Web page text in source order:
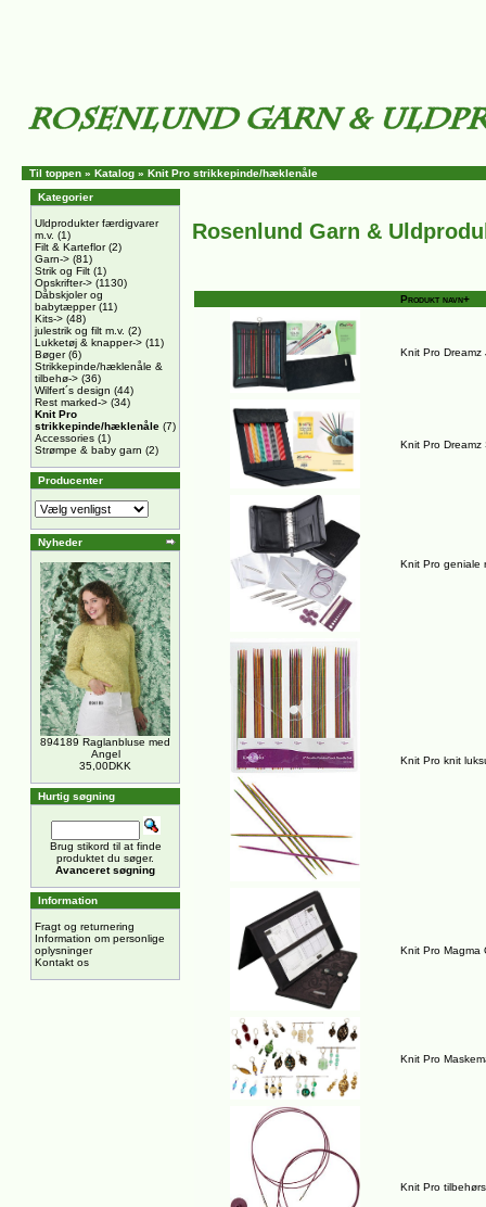
Til toppen » Katalog » Knit Pro strikkepinde/hæklenåle
Kategorier
Uldprodukter færdigvarer
m.v. (1)
Filt & Karteflor(2)
Garn-> (81)
Strik og Filt (1)
Opskrifter-> (1130)
Dåbskjoler og
babytæpper(11)
Kits-> (48)
julestrik og filt m.v. (2)
Lukketøj & knapper-> (11)
Bøger(6)
Strikkepinde/hæklenåle &
tilbehø-> (36)
Wilfert´s design (44)
Rest marked-> (34)
Knit Pro
strikkepinde/hæklenåle (7)
Accessories (1)
Strømpe & baby garn (2)
Producenter
Nyheder
894189 Raglanbluse med
Angel
35,00DKK
Hurtig søgning
Brug stikord til at finde
produktet du søger.
Avanceret søgning
Information
Fragt og returnering
Information om personlige
oplysninger
Kontakt os
Rosenlund Garn &
Produkt navn+
Knit Pro
Knit Pro
Knit Pro geniale
Knit Pro knit
Knit Pro Magma
Knit Pro
Knit Pro